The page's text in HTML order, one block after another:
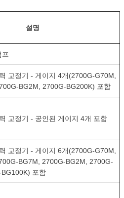
설명
교정기 - 게이지 4개(2700G-G70M,
BG2M, 2700G-BG200K) 포함
교정기 - 공인된 게이지 4개 포함
교정기 - 게이지 6개(2700G-G70M,
BG7M, 2700G-BG2M, 2700G-
포함